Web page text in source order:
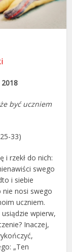
być uczniem
33)
i rzekł do nich:
swego
i siebie
nosi swego
uczniem.
wpierw,
Inaczej,
„Ten